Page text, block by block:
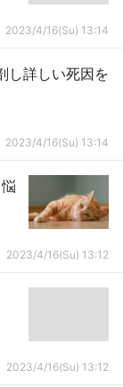
2023/4/16(Su) 13:14
し詳しい死因を
2023/4/16(Su) 13:14
2023/4/16(Su) 13:12
2023/4/16(Su) 13:12